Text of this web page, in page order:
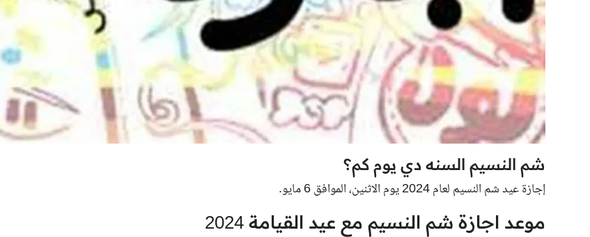
شم النسيم السنه دي يوم كم؟
إجازة عيد شم النسيم لعام 2024 يوم الاثنين، الموافق 6 مايو.
موعد اجازة شم النسيم مع عيد القيامة 2024